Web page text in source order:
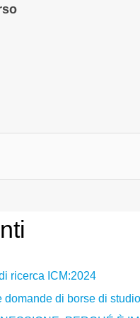
ricerca ICM:2024
domande di borse di studio